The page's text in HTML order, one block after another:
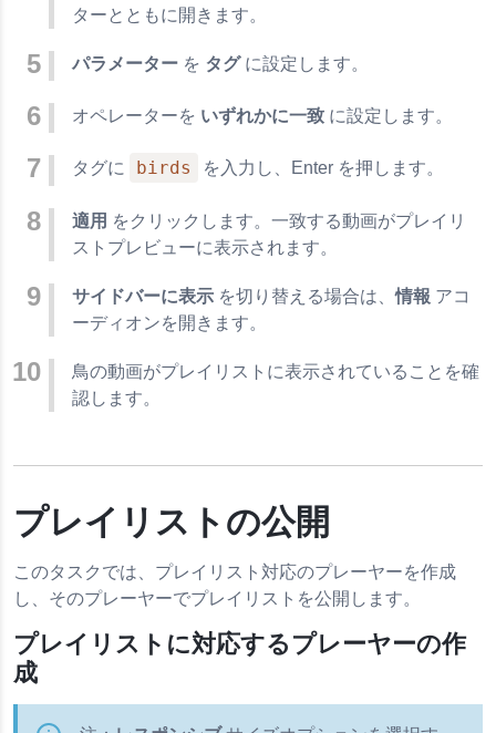
ターとともに開きます。
パラメーター を タグに設定します。
オペレーターを いずれかに一致 に設定します。
タグに birds を入力し、Enter を押します。
適用 をクリックします。一致する動画がプレイリ
ストプレビューに表示されます。
サイドバーに表示 を切り替える場合は、情報 アコ
ーディオンを開きます。
鳥の動画がプレイリストに表示されていることを確
認します。
プレイリストの公開
このタスクでは、プレイリスト対応のプレーヤーを作成
し、そのプレーヤーでプレイリストを公開します。
プレイリストに対応するプレーヤーの作
成